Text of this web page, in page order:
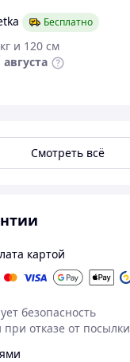
Бесплатно
и 120 см
августа
Смотреть всё
картой
безопасность
отказе от посылки
на Prom.ua
якість
друку наклейок на щит